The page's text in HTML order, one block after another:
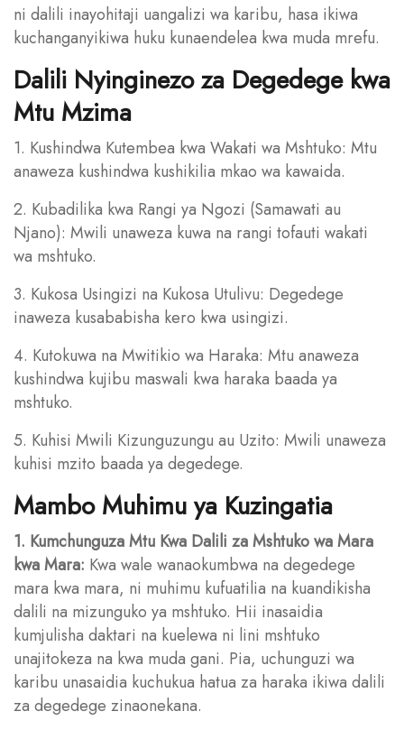
ni dalili inayohitaji uangalizi wa karibu, hasa ikiwa
kuchanganyikiwa huku kunaendelea kwa muda mrefu.
Dalili Nyinginezo za Degedege kwa
Mtu Mzima
1. Kushindwa Kutembea kwa Wakati wa Mshtuko: Mtu
anaweza kushindwa kushikilia mkao wa kawaida.
2. Kubadilika kwa Rangi ya Ngozi (Samawati au
Njano): Mwili unaweza kuwa na rangi tofauti wakati
wa mshtuko.
3. Kukosa Usingizi na Kukosa Utulivu: Degedege
inaweza kusababisha kero kwa usingizi.
4. Kutokuwa na Mwitikio wa Haraka: Mtu anaweza
kushindwa kujibu maswali kwa haraka baada ya
mshtuko.
5. Kuhisi Mwili Kizunguzungu au Uzito: Mwili unaweza
kuhisi mzito baada ya degedege.
Mambo Muhimu ya Kuzingatia
1. Kumchunguza Mtu Kwa Dalili za Mshtuko wa Mara
kwa Mara: Kwa wale wanaokumbwa na degedege
mara kwa mara, ni muhimu kufuatilia na kuandikisha
dalili na mizunguko ya mshtuko. Hii inasaidia
kumjulisha daktari na kuelewa ni lini mshtuko
unajitokeza na kwa muda gani. Pia, uchunguzi wa
karibu unasaidia kuchukua hatua za haraka ikiwa dalili
za degedege zinaonekana.